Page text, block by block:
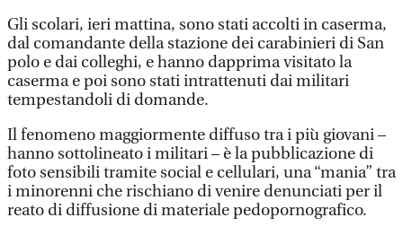
Gli scolari, ieri mattina, sono stati accolti in caserma,
dal comandante della stazione dei carabinieri di San
polo e dai colleghi, e hanno dapprima visitato la
caserma e poi sono stati intrattenuti dai militari
tempestandoli di domande.
Il fenomeno maggiormente diffuso tra i più giovani –
hanno sottolineato i militari – è la pubblicazione di
foto sensibili tramite social e cellulari, una “mania” tra
i minorenni che rischiano di venire denunciati per il
reato di diffusione di materiale pedopornografico.